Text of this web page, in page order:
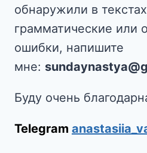
обнаружили в
грамматические или
ошибки, напишите
мне:
Буду очень
Telegram